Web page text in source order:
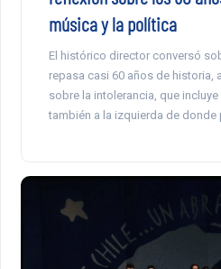
música y la política
El histórico director conversó
repasa casi 60 años de historia,
sobre la intolerancia, que
también a la izquierda de donde